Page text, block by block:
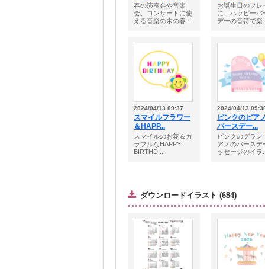
春の演奏会や音楽
会、コンサートに使
える音楽の木の春...
お誕生日のフレ
に、ハッピーバ
デーの音符で楽
2024/04/13 09:37
スマイルフラワー
＆HAPP...
スマイルのお花＆カ
ラフルなHAPPY
BIRTHD...
2024/04/13
ピンクのピア
バースデー...
ピンクのグラン
アノのバースデ
ッセージのイラ
ダウンロードイラスト (684)